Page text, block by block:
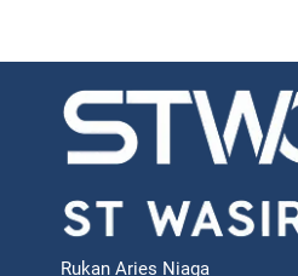
Rukan Aries Niaga